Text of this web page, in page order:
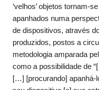
‘velhos’ objetos tornam-
apanhados numa
de dispositivos, através
produzidos, postos a
metodologia amparada
como a possibilidade de
[…] [procurando] apanhá-